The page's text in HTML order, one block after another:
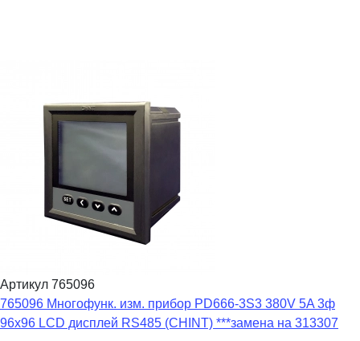
Артикул 765096
765096 Многофунк. изм. прибор PD666-3S3 380V 5A 3ф
96x96 LCD дисплей RS485 (CHINT) ***замена на 313307